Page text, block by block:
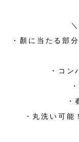
・顏に当たる部
・コン
・丸洗い可